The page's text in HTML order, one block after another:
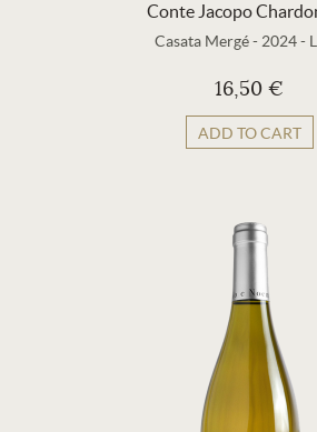
Conte Jacopo
Casata Mergé - 2024-
16,50 €
ADD TO CART